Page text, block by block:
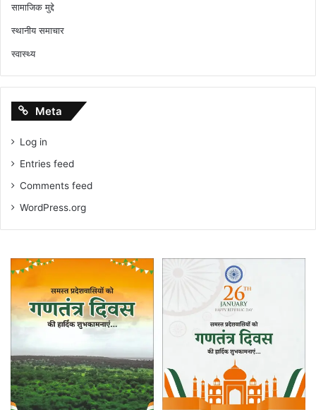
सामाजिक मुद्दे
स्थानीय समाचार
स्वास्थ्य
Meta
Log in
Entries feed
Comments feed
WordPress.org